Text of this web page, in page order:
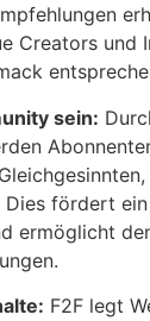
Creators und
sein:
Dies fördert
ermöglicht
F2F legt